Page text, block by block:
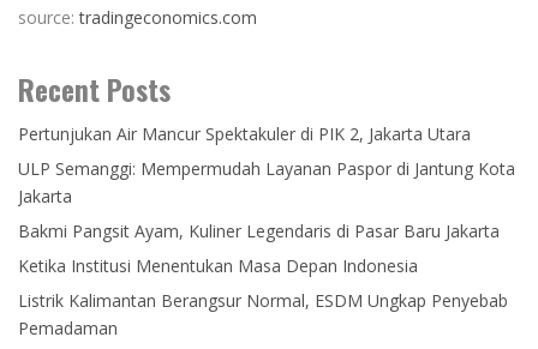
source:tradingeconomics.com
Recent Posts
Pertunjukan Air Mancur Spektakuler di PIK 2, Jakarta Utara
ULP Semanggi: Mempermudah Layanan Paspor di Jantung Kota
Jakarta
Bakmi Pangsit Ayam, Kuliner Legendaris di Pasar Baru Jakarta
Ketika Institusi Menentukan Masa Depan Indonesia
Listrik Kalimantan Berangsur Normal, ESDM Ungkap Penyebab
Pemadaman